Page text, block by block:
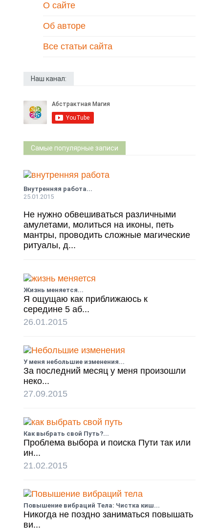
О сайте
Об авторе
Все статьи сайта
Наш канал:
Самые популярные записи
Внутренняя работа...
25.01.2015
Не нужно обвешиваться различными
амулетами, молиться на иконы, петь
мантры, проводить сложные магические
ритуалы, д...
Жизнь меняется...
Я ощущаю как приближаюсь к
середине 5 аб...
26.01.2015
У меня небольшие изменения...
За последний месяц у меня произошли
неко...
27.09.2015
Как выбрать свой Путь?...
Проблема выбора и поиска Пути так или
ин...
21.02.2015
Повышение вибраций Тела: Чистка киш...
Никогда не поздно заниматься повышать
ви...